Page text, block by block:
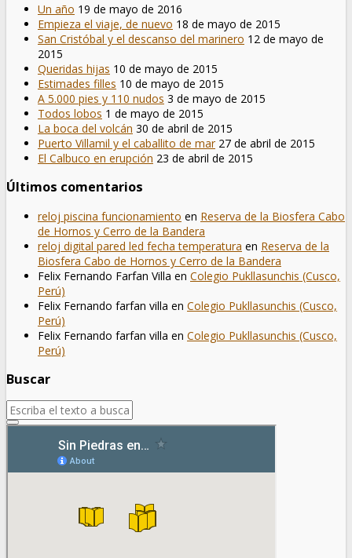
Un año 19 de mayo de 2016
Empieza el viaje, de nuevo 18 de mayo de 2015
San Cristóbal y el descanso del marinero 12 de mayo de
2015
Queridas hijas 10 de mayo de 2015
Estimades filles 10 de mayo de 2015
A 5.000 pies y 110 nudos 3 de mayo de 2015
Todos lobos 1 de mayo de 2015
La boca del volcán 30 de abril de 2015
Puerto Villamil y el caballito de mar 27 de abril de 2015
El Calbuco en erupción 23 de abril de 2015
Últimos comentarios
reloj piscina funcionamiento en Reserva de la Biosfera Cabo
de Hornos y Cerro de la Bandera
reloj digital pared led fecha temperatura en Reserva de la
Biosfera Cabo de Hornos y Cerro de la Bandera
Felix Fernando Farfan Villa en Colegio Pukllasunchis (Cusco,
Perú)
Felix Fernando farfan villa en Colegio Pukllasunchis (Cusco,
Perú)
Felix Fernando farfan villa en Colegio Pukllasunchis (Cusco,
Perú)
Buscar